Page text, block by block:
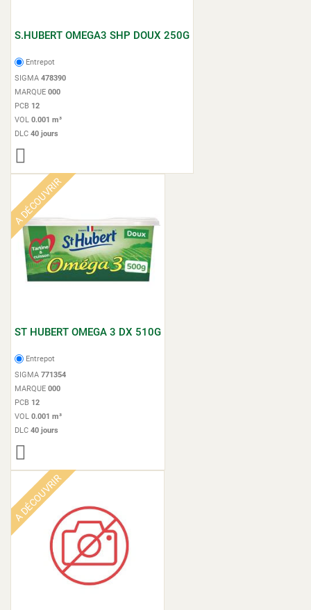
S.HUBERT OMEGA3 SHP DOUX 250G
Entrepot
SIGMA 478390
MARQUE 000
PCB 12
VOL 0.001 m³
DLC 40 jours
A DÉCOUVRIR
ST HUBERT OMEGA 3 DX 510G
Entrepot
SIGMA 771354
MARQUE 000
PCB 12
VOL 0.001 m³
DLC 40 jours
A DÉCOUVRIR